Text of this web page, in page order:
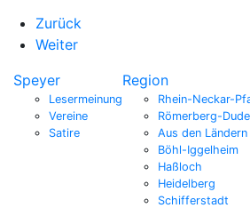
Zurück
Weiter
Speyer
Lesermeinung
Vereine
Satire
Region
Rhein-Neckar-
Römerberg-
Aus den Ländern
Böhl-Iggelheim
Haßloch
Heidelberg
Schifferstadt